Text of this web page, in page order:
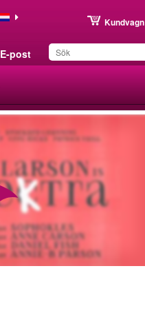
E-post
Kundvagn
i din lista